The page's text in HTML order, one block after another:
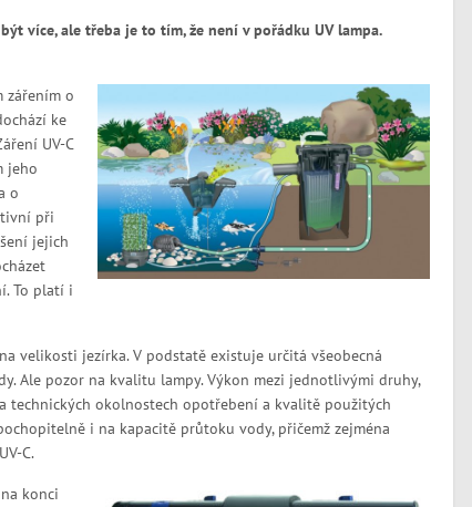
více, ale třeba je to tím, že není v pořádku UV lampa.
zářením o
ke
UV-C
jeho
o
při
jejich
To platí i
velikosti jezírka. V podstatě existuje určitá všeobecná
Ale pozor na kvalitu lampy. Výkon mezi jednotlivými druhy,
okolnostech opotřebení a kvalitě použitých
i na kapacitě průtoku vody, přičemž zejména
C.
konci